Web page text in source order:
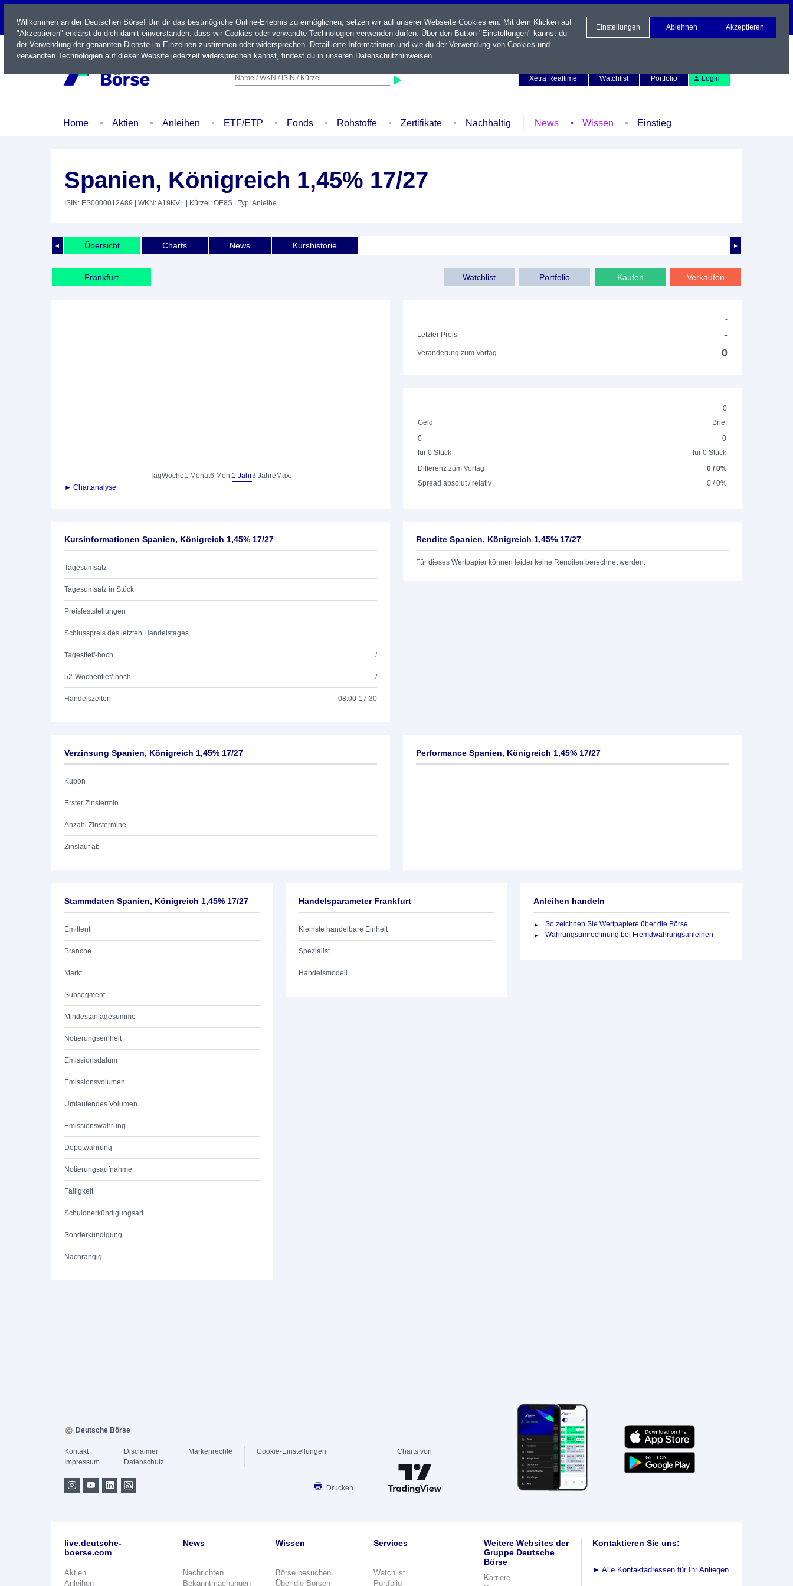
LIVE
Name / WKN / ISIN / Kürzel
Xetra Realtime
Watchlist Portfolio Login
Home Aktien Anleihen ETF/ETP Fonds Rohstoffe Zertifikate Nachhaltig News Wissen Einstieg
Spanien, Königreich 1,45% 17/27
ISIN: ES0000012A89 | WKN: A19KVL | Kürzel: OE8S | Typ: Anleihe
◄ ►
Übersicht Charts News Kurshistorie
Frankfurt Verkaufen
Kaufen
Portfolio
Watchlist
TagWoche1 Monat6 Mon.1 Jahr3 Jahre Max.
► Chartanalyse
-
Letzter Preis
-
Veränderung zum Vortag 0
0
Geld
Brief
0
für 0 Stück
0
für 0 Stück
Differenz zum Vortag
0 / 0%
Spread absolut / relativ
0 / 0%
Kursinformationen Spanien, Königreich 1,45% 17/27
Tagesumsatz
Tagesumsatz in Stück
Preisfeststellungen
Schlusspreis des letzten Handelstages
Tagestief/-hoch /
52-Wochentief/-hoch /
Handelszeiten 08:00-17:30
Rendite Spanien, Königreich 1,45% 17/27
Für dieses Wertpapier können leider keine Renditen berechnet werden.
Verzinsung Spanien, Königreich 1,45% 17/27
Kupon
Erster Zinstermin
Anzahl Zinstermine
Zinslauf ab
Performance Spanien, Königreich 1,45% 17/27
Stammdaten Spanien, Königreich 1,45% 17/27
Emittent
Branche
Markt
Subsegment
Mindestanlagesumme
Notierungseinheit
Emissionsdatum
Emissionsvolumen
Umlaufendes Volumen
Emissionswährung
Depotwährung
Notierungsaufnahme
Fälligkeit
Schuldnerkündigungsart
Sonderkündigung
Nachrangig
Handelsparameter Frankfurt
Kleinste handelbare Einheit
Spezialist
Handelsmodell
Anleihen handeln
So zeichnen Sie Wertpapiere über die Börse
Währungsumrechnung bei Fremdwährungsanleihen
Willkommen an der Deutschen Börse! Um dir das bestmögliche Online-Erlebnis zu ermöglichen, setzen wir auf unserer Webseite Cookies ein. Mit dem Klicken auf
"Akzeptieren" erklärst du dich damit einverstanden, dass wir Cookies oder verwandte Technologien verwenden dürfen. Über den Button "Einstellungen" kannst du
der Verwendung der genannten Dienste im Einzelnen zustimmen oder widersprechen. Detaillierte Informationen und wie du der Verwendung von Cookies und
verwandten Technologien auf dieser Website jederzeit widersprechen kannst, findest du in unseren Datenschutzhinweisen.
Einstellungen Ablehnen Akzeptieren
Deutsche Börse
Kontakt
Impressum
Disclaimer
Datenschutz
Markenrechte Cookie-Einstellungen
Drucken
Charts von
live.deutsche-
boerse.com
Aktien
Anleihen
News
Nachrichten
Bekanntmachungen
Wissen
Börse besuchen
Über die Börsen
Services
Watchlist
Portfolio
Weitere Websites der
Gruppe Deutsche
Börse
Karriere
Kontaktieren Sie uns:
► Alle Kontaktadressen für Ihr Anliegen